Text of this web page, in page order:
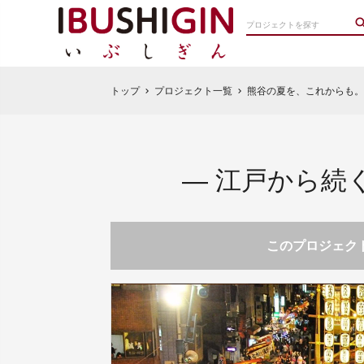
トップ chevron_right プロジェクト一覧 chevron_right 熊谷の夏を、これからも
― 江戸から続
このプロジェク